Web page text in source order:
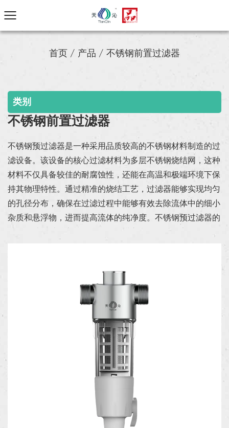
首页 / 产品 / 不锈钢前置过滤器
类别
不锈钢前置过滤器
不锈钢预过滤器是一种采用品质较高的不锈钢材料制造的过
滤设备。该设备的核心过滤材料为多层不锈钢烧结网，这种
材料不仅具备较佳的耐腐蚀性，还能在高温和极端环境下保
持其物理特性。通过精准的烧结工艺，过滤器能够实现均匀
的孔径分布，确保在过滤过程中能够有效去除流体中的细小
杂质和悬浮物，进而提高流体的纯净度。不锈钢预过滤器的
设备在过滤精度和流量方面表现出色，能够满足各种复杂工
况下的需求。在耐温性能方面，不锈钢预过滤器展现出较佳
的能力。其能够承受高温和急冷急热的极端条件，确保在温
度骤变的情况下，依然能够维持稳定的过滤效果。这一特性
使得其在高温流体的处理过程中，能够有效防止过滤器因温
度变化而导致的性能下降，从而延长设备的使用寿命。